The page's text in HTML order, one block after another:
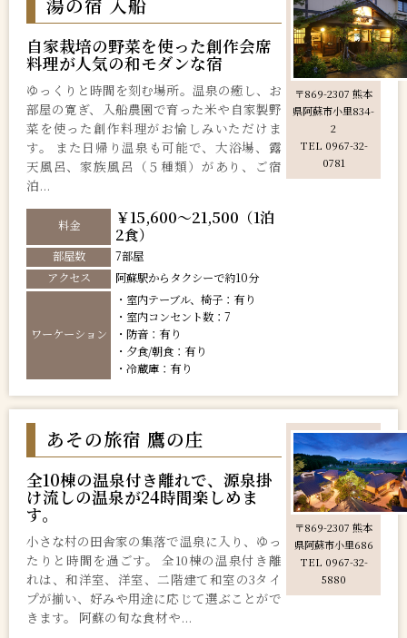
自家栽培の野菜を使った創作会席
料理が人気の和モダンな宿
ゆっくりと時間を刻む場所。温泉の癒し、お
部屋の寛ぎ、入船農園で育った米や自家製野
菜を使った創作料理がお愉しみいただけま
す。 また日帰り温泉も可能で、大浴場、露
天風呂、家族風呂（５種類）があり、ご宿
泊...
料金
￥15,600～21,500（1泊
2食）
部屋数
7部屋
アクセス
阿蘇駅からタクシーで約10分
ワーケーション
・室内テーブル、椅子：有り
・室内コンセント数：7
・防音：有り
・夕食/朝食：有り
・冷蔵庫：有り
〒869-2307 熊本
県阿蘇市小里834-
2
TEL 0967-32-
0781
あその旅宿 鷹の庄
全10棟の温泉付き離れで、源泉掛
け流しの温泉が24時間楽しめま
す。
小さな村の田舎家の集落で温泉に入り、ゆっ
たりと時間を過ごす。 全10棟の温泉付き離
れは、和洋室、洋室、二階建て和室の3タイ
プが揃い、好みや用途に応じて選ぶことがで
きます。 阿蘇の旬な食材や...
〒869-2307 熊本
県阿蘇市小里686
TEL 0967-32-
5880